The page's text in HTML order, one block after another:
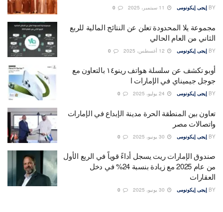
BY إيجى إيكونومى
مجموعة يلا المحدودة تعلن عن النتائج المالية للربع
الثاني من العام الحالي
BY إيجى إيكونومى
أوبو تكشف عن سلسلة هواتف رينو١٤ بالتعاون مع
جوجل جيميناي في الإمارات ا
BY إيجى إيكونومى
تعاون بين المنطقة الحرة مدينة الإبداع في الإمارات
واتصالات مصر
BY إيجى إيكونومى
صندوق الإمارات ريت يسجل أداءً قوياً في الربع الأول
من عام 2025 مع زيادة بنسبة 24% في دخل
العقارات
BY إيجى إيكونومى